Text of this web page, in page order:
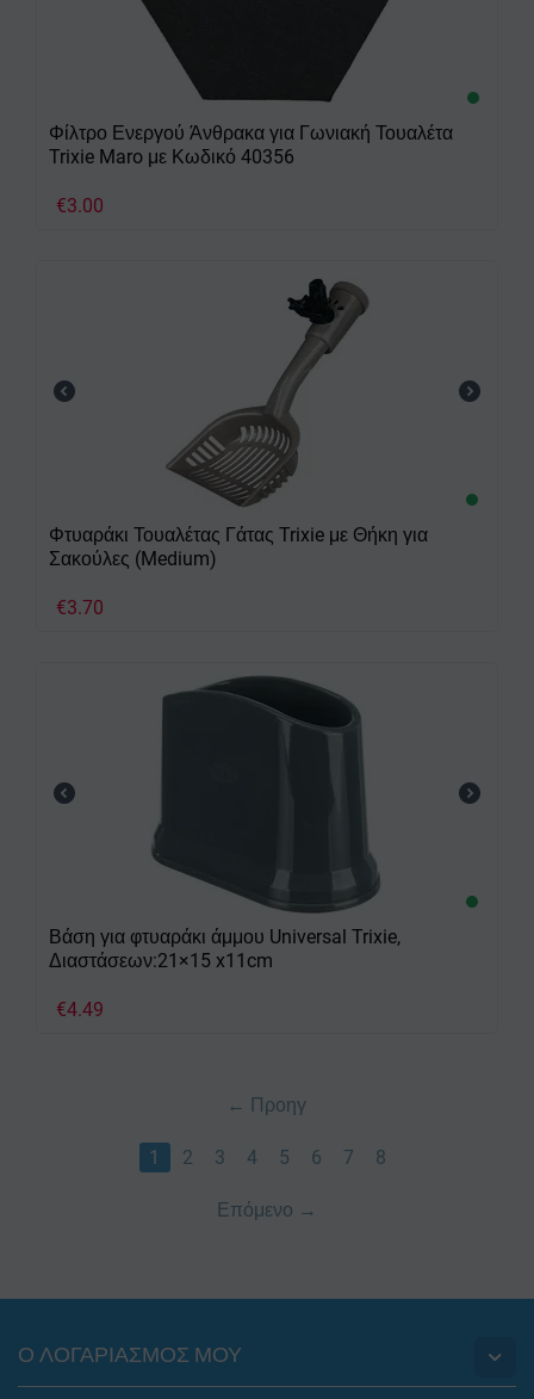
Φίλτρο Ενεργού Άνθρακα για Γωνιακή Τουαλέτα
Trixie Maro με Κωδικό 40356
€3.00
Φτυαράκι Τουαλέτας Γάτας Trixie με Θήκη για
Σακούλες (Medium)
€3.70
Βάση για φτυαράκι άμμου Universal Trixie,
Διαστάσεων:21×15 x11cm
€4.49
Προηγ
1 2 3 4 5 6 7 8
Επόμενο
Ο ΛΟΓΑΡΙΑΣΜΟΣ ΜΟΥ